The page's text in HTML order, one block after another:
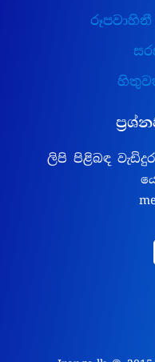
රූපවාහිනී
ලිපි පිළිබඳ